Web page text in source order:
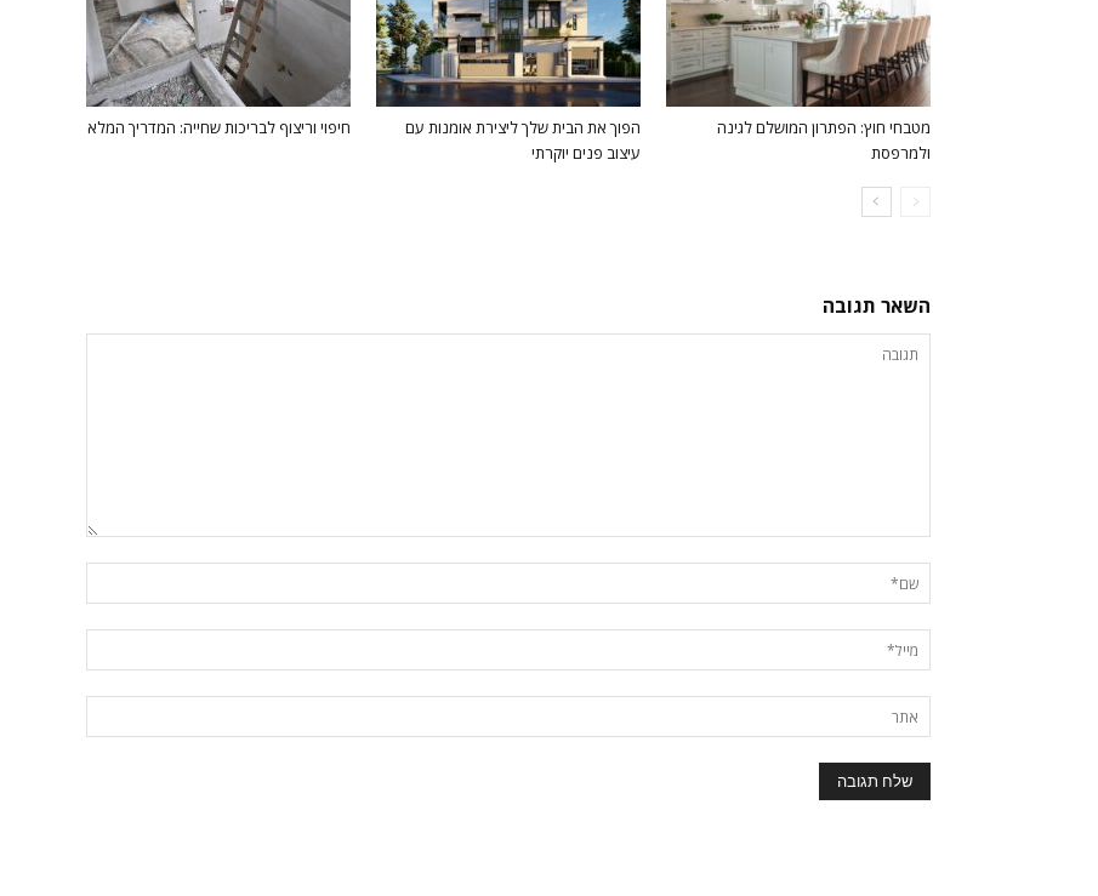
מטבחי חוץ: הפתרון המושלם לגינה
ולמרפסת
הפוך את הבית שלך ליצירת אומנות עם
עיצוב פנים יוקרתי
חיפוי וריצוף לבריכות שחייה: המדריך המלא
השאר תגובה